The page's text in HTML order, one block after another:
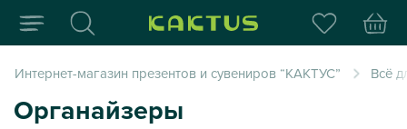
Интернет-магазин
Интернет-магазин презентов и сувениров “КАКТУС” Всё
Органайзеры